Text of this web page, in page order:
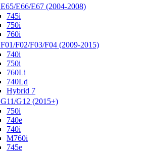
E65/E66/E67 (2004-2008)
745i
750i
760i
F01/F02/F03/F04 (2009-2015)
740i
750i
760Li
740Ld
Hybrid 7
G11/G12 (2015+)
750i
740e
740i
M760i
745e